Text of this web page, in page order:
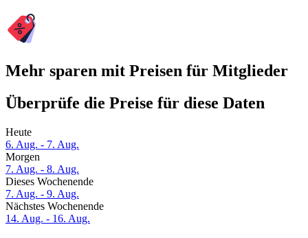
Mehr sparen mit Preisen für Mitglieder
Überprüfe die Preise für diese Daten
Heute
6. Aug. - 7. Aug.
Morgen
7. Aug. - 8. Aug.
Dieses Wochenende
7. Aug. - 9. Aug.
Nächstes Wochenende
14. Aug. - 16. Aug.